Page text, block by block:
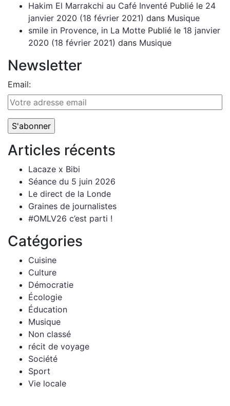
Hakim El Marrakchi au Café Inventé Publié le 24
janvier 2020 (18 février 2021) dans Musique
smile in Provence, in La Motte Publié le 18 janvier
2020 (18 février 2021) dans Musique
Newsletter
Email:
Articles récents
Lacaze x Bibi
Séance du 5 juin 2026
Le direct de la Londe
Graines de journalistes
#OMLV26 c’est parti !
Catégories
Cuisine
Culture
Démocratie
Écologie
Éducation
Musique
Non classé
récit de voyage
Société
Sport
Vie locale